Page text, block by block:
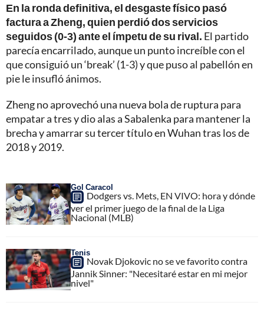
En la ronda definitiva, el desgaste físico pasó
factura a Zheng, quien perdió dos servicios
seguidos (0-3) ante el ímpetu de su rival. El partido
parecía encarrilado, aunque un punto increíble con el
que consiguió un ‘break’ (1-3) y que puso al pabellón en
pie le insufló ánimos.
Zheng no aprovechó una nueva bola de ruptura para
empatar a tres y dio alas a Sabalenka para mantener la
brecha y amarrar su tercer título en Wuhan tras los de
2018 y 2019.
Gol Caracol
Dodgers vs. Mets, EN VIVO: hora y dónde
ver el primer juego de la final de la Liga
Nacional (MLB)
Tenis
Novak Djokovic no se ve favorito contra
Jannik Sinner: "Necesitaré estar en mi mejor
nivel"